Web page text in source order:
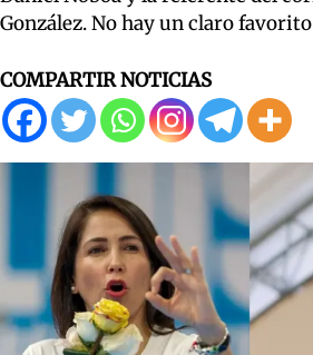
González. No hay un claro favorito
COMPARTIR NOTICIAS